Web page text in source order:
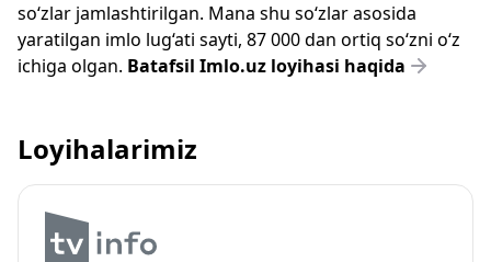
so‘zlar jamlashtirilgan. Mana shu so‘zlar asosida
yaratilgan imlo lug‘ati sayti, 87 000 dan ortiq so‘zni o‘z
ichiga olgan. Batafsil Imlo.uz loyihasi haqida
Loyihalarimiz